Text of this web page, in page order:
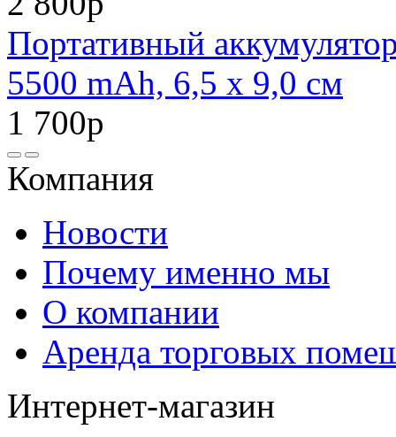
Портативный
5500 mAh, 6,5 х 9,0 см
1 700р
Компания
Новости
Почему именно мы
О компании
Аренда торговых
Интернет-магазин